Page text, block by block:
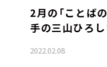
2月の「ことば
手の三山ひろし
2022.02.08